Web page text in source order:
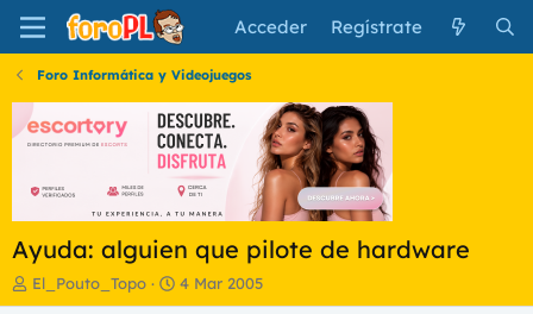
Acceder Regístrate
Foro Informática y Videojuegos
Ayuda: alguien que pilote de hardware
I
n
El_Pouto_Topo
F
e
4 Mar 2005